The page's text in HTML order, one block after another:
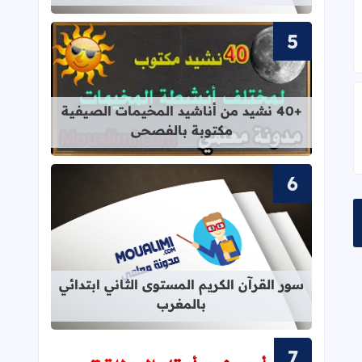
في الإضراب قانوني؟
قراءة المزيد عن +40 نشيد من أناشيد المخيمات الصيفية مكتوبة بالفصحى
+40 نشيد من أناشيد المخيمات الصيفية
مكتوبة بالفصحى
قراءة المزيد عن سور القرآن الكريم
سور القرآن الكريم المستوى الثاني ابتدائي
بالمغرب